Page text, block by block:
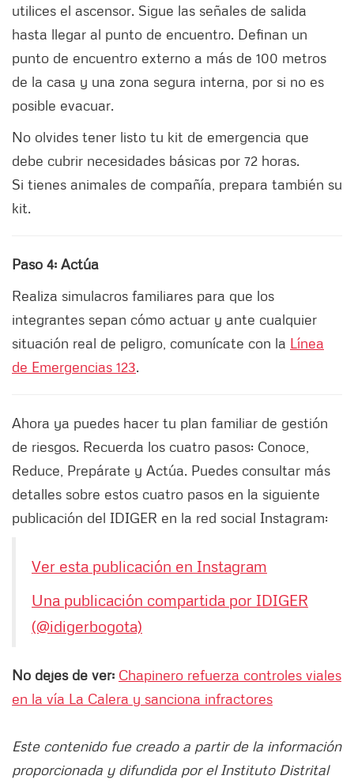
utilices el ascensor. Sigue las señales de salida
hasta llegar al punto de encuentro. Definan un
punto de encuentro externo a más de 100 metros
de la casa y una zona segura interna, por si no es
posible evacuar.
No olvides tener listo tu kit de emergencia que
debe cubrir necesidades básicas por 72 horas.
Si tienes animales de compañía, prepara también su
kit.
Paso 4: Actúa
Realiza simulacros familiares para que los
integrantes sepan cómo actuar y ante cualquier
situación real de peligro, comunícate con la Línea
de Emergencias 123.
Ahora ya puedes hacer tu plan familiar de gestión
de riesgos. Recuerda los cuatro pasos: Conoce,
Reduce, Prepárate y Actúa. Puedes consultar más
detalles sobre estos cuatro pasos en la siguiente
publicación del IDIGER en la red social Instagram:
Ver esta publicación en Instagram
Una publicación compartida por IDIGER
(@idigerbogota)
No dejes de ver: Chapinero refuerza controles viales
en la vía La Calera y sanciona infractores
Este contenido fue creado a partir de la información
proporcionada y difundida por el Instituto Distrital